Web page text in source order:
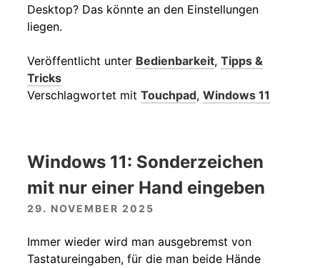
Desktop? Das könnte an den Einstellungen
liegen.
Veröffentlicht unter Bedienbarkeit, Tipps &
Tricks
Verschlagwortet mit Touchpad, Windows 11
Windows 11: Sonderzeichen
mit nur einer Hand eingeben
29. NOVEMBER 2025
Immer wieder wird man ausgebremst von
Tastatureingaben, für die man beide Hände